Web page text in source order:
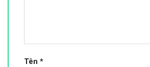
Tên *